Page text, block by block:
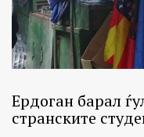
Ердоган барал
странските